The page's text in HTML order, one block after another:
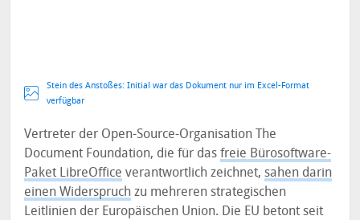
Stein des Anstoßes: Initial war das Dokument nur im Excel-Format
verfügbar
Vertreter der Open-Source-Organisation The
Document Foundation, die für dasfreie Bürosoftware-
Paket LibreOffice verantwortlich zeichnet,sahen darin
einen Widerspruch zu mehreren strategischen
Leitlinien der Europäischen Union. Die EU betont seit